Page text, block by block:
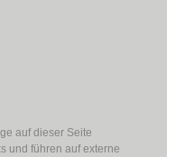
auf dieser Seite
und führen auf externe